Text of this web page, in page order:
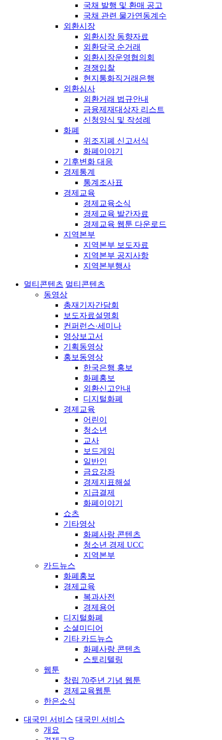
국채 발행 및 환매 공고
국채 관련 물가연동계수
외환시장
외환시장 동향자료
외환당국 순거래
외환시장운영협의회
경쟁입찰
현지통화직거래은행
외환심사
외환거래 법규안내
금융제재대상자 리스트
신청양식 및 작성례
화폐
위조지폐 신고서식
화폐이야기
기후변화 대응
경제통계
통계조사표
경제교육
경제교육소식
경제교육 발간자료
경제교육 웹툰 다운로드
지역본부
지역본부 보도자료
지역본부 공지사항
지역본부행사
멀티콘텐츠 멀티콘텐츠
동영상
총재기자간담회
보도자료설명회
컨퍼런스·세미나
영상보고서
기획동영상
홍보동영상
한국은행 홍보
화폐홍보
외환신고안내
디지털화폐
경제교육
어린이
청소년
교사
보드게임
일반인
금요강좌
경제지표해설
지급결제
화폐이야기
쇼츠
기타영상
화폐사랑 콘텐츠
청소년 경제 UCC
지역본부
카드뉴스
화폐홍보
경제교육
복과사전
경제용어
디지털화폐
소셜미디어
기타 카드뉴스
화폐사랑 콘텐츠
스토리텔링
웹툰
창립 70주년 기념 웹툰
경제교육웹툰
한은소식
대국민 서비스 대국민 서비스
개요